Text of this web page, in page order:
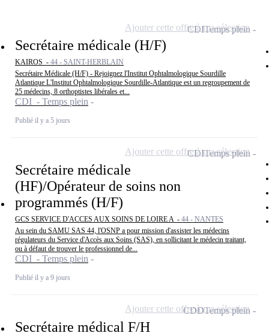
Secrétaire médicale (H/F)
KAIROS - 44 - SAINT-HERBLAIN
Secrétaire Médicale (H/F) - Rejoignez l'Institut Ophtalmologique Sourdille
Atlantique L'Institut Ophtalmologique Sourdille-Atlantique est un regroupement de
25 médecins, 8 orthoptistes libérales et...
CDI - Temps plein
Publié il y a 5 jours
CDITemps plein
Ajouter cette offre à ma sélection
Secrétaire médicale
(HF)/Opérateur de soins non
programmés (H/F)
GCS SERVICE D'ACCES AUX SOINS DE LOIRE A - 44 - NANTES
Au sein du SAMU SAS 44, l'OSNP a pour mission d'assister les médecins
régulateurs du Service d'Accès aux Soins (SAS), en sollicitant le médecin traitant,
ou à défaut de trouver le professionnel de...
CDI - Temps plein
Publié il y a 9 jours
CDITemps plein
Ajouter cette offre à ma sélection
Secrétaire médical F/H
CDDTemps plein
Ajouter cette offre à ma sélection